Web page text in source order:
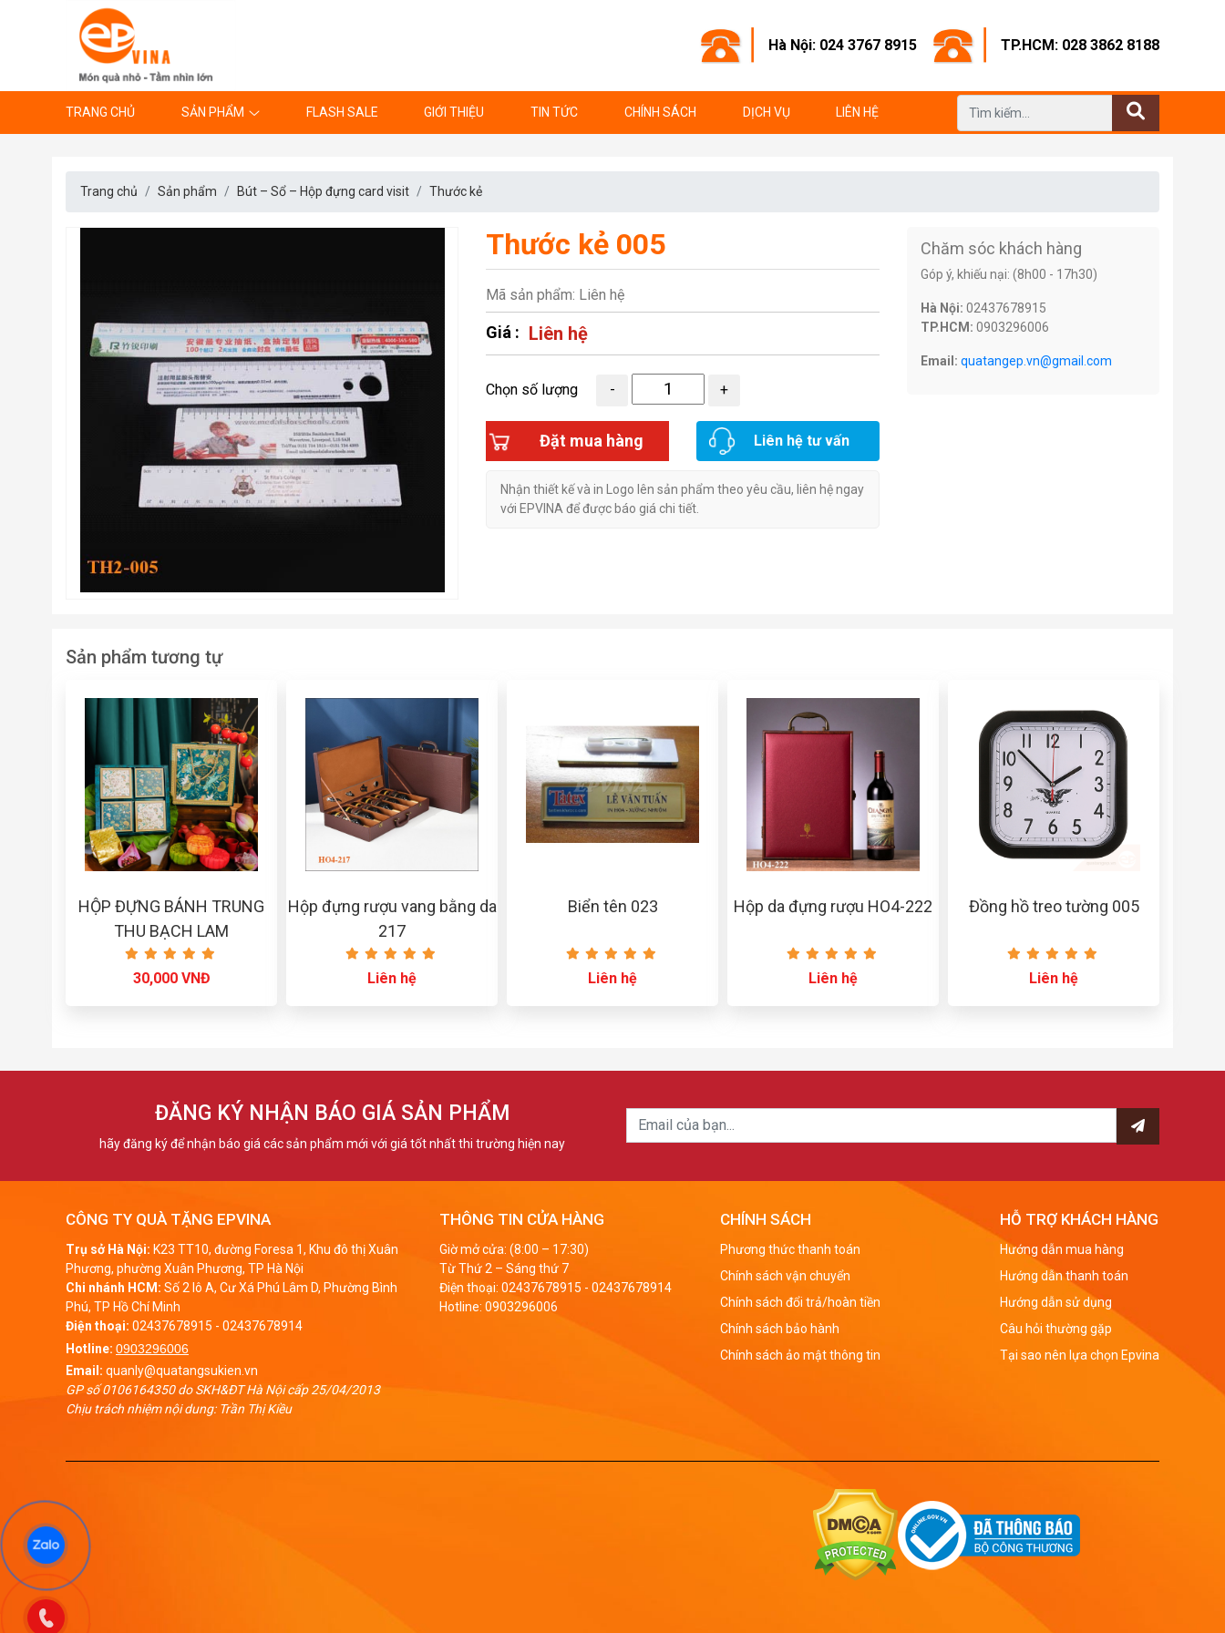
Hà Nội: 024 3767 8915 TP.HCM: 028 3862 8188
TRANG CHỦ SẢN PHẨM FLASH SALE GIỚI THIỆU TIN TỨC CHÍNH SÁCH DỊCH VỤ LIÊN HỆ
Trang chủ Sản phẩm Bút – Sổ – Hộp đựng card visit Thước kẻ
Thước kẻ 005
Mã sản phẩm: Liên hệ
Giá : Liên hệ
Chọn số lượng
Đặt mua hàng Liên hệ tư vấn
Nhận thiết kế và in Logo lên sản phẩm theo yêu cầu, liên hệ ngay
với EPVINA để được báo giá chi tiết.
Chăm sóc khách hàng
Góp ý, khiếu nại: (8h00 - 17h30)
Hà Nội: 02437678915
TP.HCM: 0903296006
Email: quatangep.vn@gmail.com
Sản phẩm tương tự
HỘP ĐỰNG BÁNH TRUNG
THU BẠCH LAM
30,000 VNĐ
Hộp đựng rượu vang bằng da
217
Liên hệ
Biển tên 023
Liên hệ
Hộp da đựng rượu HO4-222
Liên hệ
Đồng hồ treo tường 005
Liên hệ
ĐĂNG KÝ NHẬN BÁO GIÁ SẢN PHẨM
hãy đăng ký để nhận báo giá các sản phẩm mới với giá tốt nhất thi trường hiện nay
CÔNG TY QUÀ TẶNG EPVINA
Trụ sở Hà Nội: K23 TT10, đường Foresa 1, Khu đô thị Xuân
Phương, phường Xuân Phương, TP Hà Nội
Chi nhánh HCM: Số 2 lô A, Cư Xá Phú Lâm D, Phường Bình
Phú, TP Hồ Chí Minh
Điện thoại: 02437678915 - 02437678914
Hotline: 0903296006
Email: quanly@quatangsukien.vn
GP số 0106164350 do SKH&ĐT Hà Nội cấp 25/04/2013
Chịu trách nhiệm nội dung: Trần Thị Kiều
THÔNG TIN CỬA HÀNG
Giờ mở cửa: (8:00 – 17:30)
Từ Thứ 2 – Sáng thứ 7
Điện thoại: 02437678915 - 02437678914
Hotline: 0903296006
CHÍNH SÁCH
Phương thức thanh toán
Chính sách vận chuyển
Chính sách đổi trả/hoàn tiền
Chính sách bảo hành
Chính sách ảo mật thông tin
HỖ TRỢ KHÁCH HÀNG
Hướng dẫn mua hàng
Hướng dẫn thanh toán
Hướng dẫn sử dụng
Câu hỏi thường gặp
Tại sao nên lựa chọn Epvina